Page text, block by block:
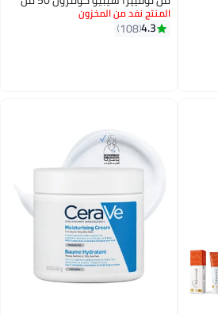
المنتج نفد من المخزون
4.3
108